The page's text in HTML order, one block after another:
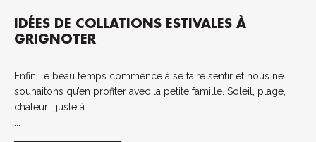
IDÉES DE COLLATIONS ESTIVALES À
GRIGNOTER
Enfin! le beau temps commence à se faire sentir et nous ne
souhaitons qu’en profiter avec la petite famille. Soleil, plage,
chaleur : juste à